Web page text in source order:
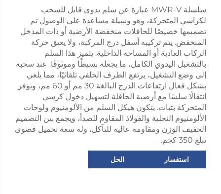
سلسلة MWR-V عبارة عن سلم يدوي قابل للسحب
لكراسي المتحركة، وهو وسيلة مساعدة على الوصول تم
تصميمها خصيصًا للحافلات منخفضة الأرضية أو ذات المدخل
المنخفض. يتم تركيبه أسفل درج المركبة، ولا يعيق حركة
الركاب العادية أو المساحة الداخلية. يتميز هذا السلم
بالتشغيل اليدوي الكامل، ما يجعله بسيطًا وموثوقًا. عند سحبه
إلى وضع التشغيل، يرتفع الطرف الخلفي تلقائيًا، مما يلغي
بشكل فعال ارتفاعات الدرج البالغة 30 مم أو 60 مم، ويوفر
انتقالًا سلسًا مع أرضية الحافلة لتسهيل دخول كرسي
المتحركة بثبات. يتكون هيكل السلم من الألومنيوم ولوحات
الألومنيوم النحلية والفولاذ المقاوم للصدأ، ويجمع بين التصميم
الخفيف الوزن ومقاومة عالية للتآكل، وله سعة تحميل قصوى
تبلغ 350 كجم.
استفسار الحل